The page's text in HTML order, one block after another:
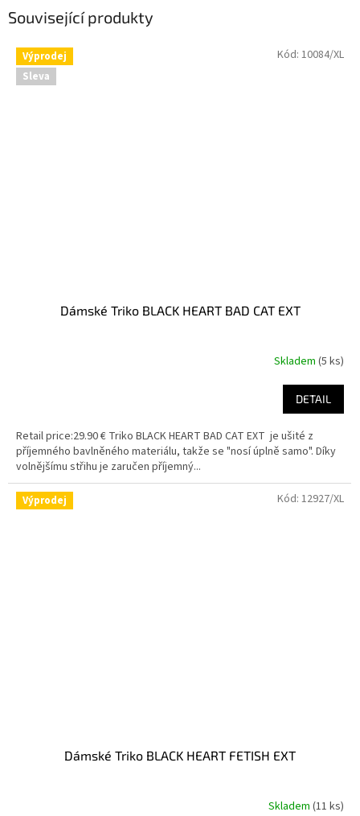
Související produkty
Výprodej
Sleva
Dámské Triko BLACK HEART BAD CAT EXT
Skladem (5 ks)
DETAIL
Retail price:29.90 € Triko BLACK HEART BAD CAT EXT je ušité z
příjemného bavlněného materiálu, takže se "nosí úplně samo". Díky
volnějšímu střihu je zaručen příjemný...
Kód: 10084/XL
Výprodej
Dámské Triko BLACK HEART FETISH EXT
Skladem (11 ks)
Kód: 12927/XL